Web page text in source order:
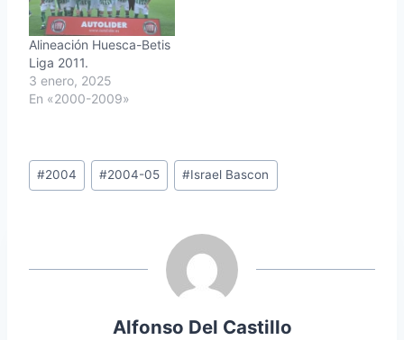
Alineación Huesca-Betis
Liga 2011.
3 enero, 2025
En «2000-2009»
Etiquetas
de
#2004 #2004-05 #Israel Bascon
Alfonso Del Castillo